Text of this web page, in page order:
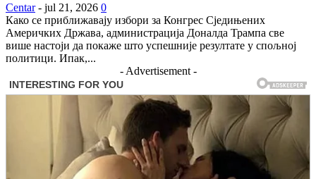
Centar - jul 21, 2026 0
Како се приближавају избори за Конгрес Сједињених
Америчких Држава, администрација Доналда Трампа све
више настоји да покаже што успешније резултате у спољној
политици. Ипак,...
- Advertisement -